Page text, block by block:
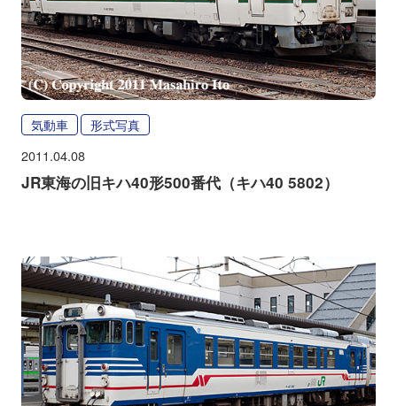
気動車 形式写真
2011.04.08
JR東海の旧キハ40形500番代（キハ40 5802）